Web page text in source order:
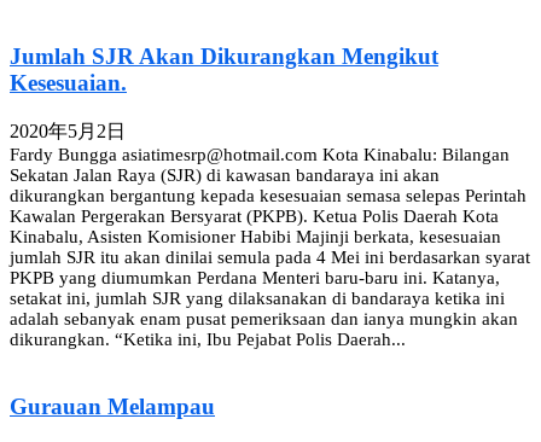
Jumlah SJR Akan Dikurangkan Mengikut
Kesesuaian.
2020年5月2日
Fardy Bungga asiatimesrp@hotmail.com Kota Kinabalu: Bilangan
Sekatan Jalan Raya (SJR) di kawasan bandaraya ini akan
dikurangkan bergantung kepada kesesuaian semasa selepas Perintah
Kawalan Pergerakan Bersyarat (PKPB). Ketua Polis Daerah Kota
Kinabalu, Asisten Komisioner Habibi Majinji berkata, kesesuaian
jumlah SJR itu akan dinilai semula pada 4 Mei ini berdasarkan syarat
PKPB yang diumumkan Perdana Menteri baru-baru ini. Katanya,
setakat ini, jumlah SJR yang dilaksanakan di bandaraya ketika ini
adalah sebanyak enam pusat pemeriksaan dan ianya mungkin akan
dikurangkan. “Ketika ini, Ibu Pejabat Polis Daerah...
Gurauan Melampau